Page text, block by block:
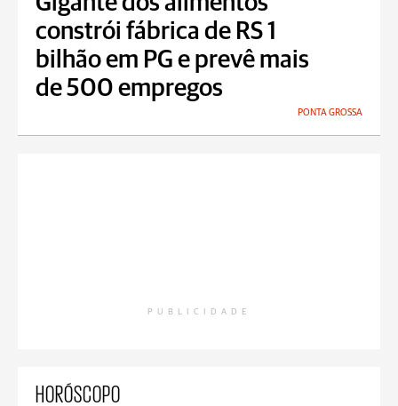
constrói fábrica de RS 1
bilhão em PG e prevê mais
de 500 empregos
PONTA GROSSA
PUBLICIDADE
HORÓSCOPO